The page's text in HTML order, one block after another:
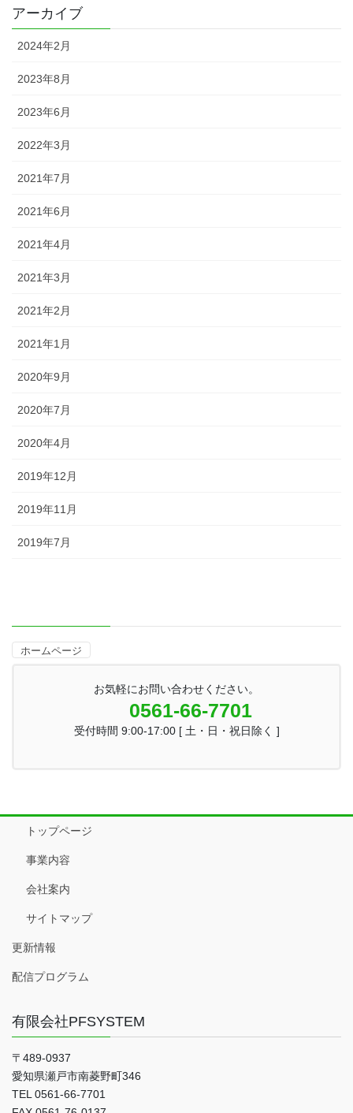
アーカイブ
2024年2月
2023年8月
2023年6月
2022年3月
2021年7月
2021年6月
2021年4月
2021年3月
2021年2月
2021年1月
2020年9月
2020年7月
2020年4月
2019年12月
2019年11月
2019年7月
ホームページ
お気軽にお問い合わせください。
0561-66-7701
受付時間 9:00-17:00 [ 土・日・祝日除く ]
トップページ
事業内容
会社案内
サイトマップ
更新情報
配信プログラム
有限会社PFSYSTEM
〒489-0937
愛知県瀬戸市南菱野町346
TEL 0561-66-7701